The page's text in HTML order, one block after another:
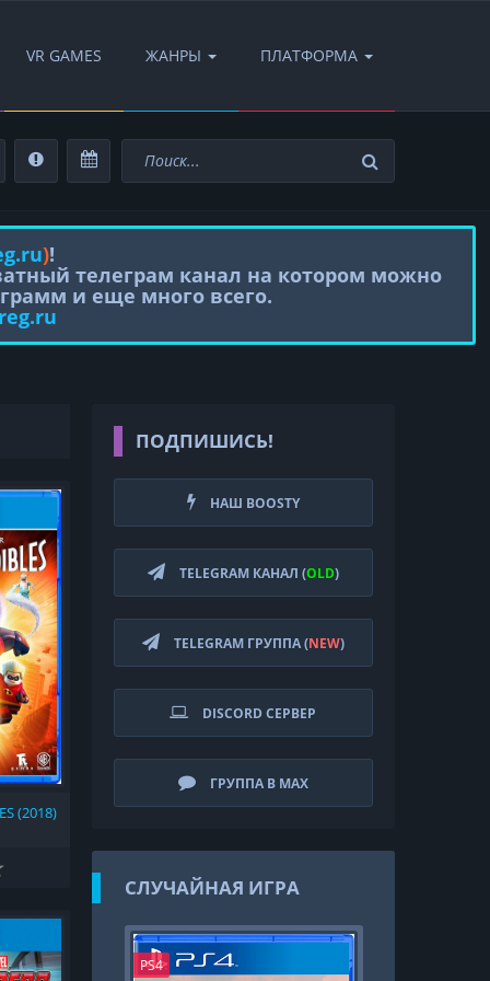
VR GAMES ЖАНРЫ ПЛАТФОРМА
)!
телеграм канал на котором можно
и еще много всего.
(2018)
ПОДПИШИСЬ!
НАШ BOOSTY
TELEGRAM КАНАЛ (OLD)
TELEGRAM ГРУППА (NEW)
DISCORD СЕРВЕР
ГРУППА В MAX
СЛУЧАЙНАЯ ИГРА
PS4